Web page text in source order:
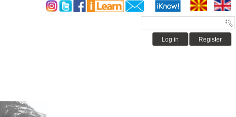
Log in Register